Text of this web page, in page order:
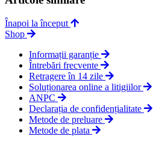
Înapoi la început
Shop
Informații garanție
Întrebări frecvente
Retragere în 14 zile
Soluționarea online a litigiilor
ANPC
Declarația de confidențialitate
Metode de preluare
Metode de plata